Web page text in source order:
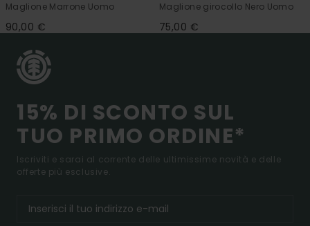
Maglione Marrone Uomo
90,00 €
Maglione girocollo Nero Uomo
75,00 €
15% DI SCONTO SUL
TUO PRIMO ORDINE*
Iscriviti e sarai al corrente delle ultimissime novità e delle
offerte più esclusive.